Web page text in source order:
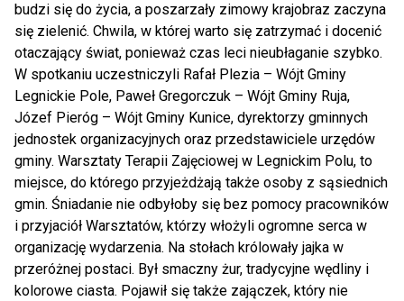
budzi się do życia, a poszarzały zimowy krajobraz zaczyna
się zielenić. Chwila, w której warto się zatrzymać i docenić
otaczający świat, ponieważ czas leci nieubłaganie szybko.
W spotkaniu uczestniczyli Rafał Plezia – Wójt Gminy
Legnickie Pole, Paweł Gregorczuk – Wójt Gminy Ruja,
Józef Pieróg – Wójt Gminy Kunice, dyrektorzy gminnych
jednostek organizacyjnych oraz przedstawiciele urzędów
gminy. Warsztaty Terapii Zajęciowej w Legnickim Polu, to
miejsce, do którego przyjeżdżają także osoby z sąsiednich
gmin. Śniadanie nie odbyłoby się bez pomocy pracowników
i przyjaciół Warsztatów, którzy włożyli ogromne serca w
organizację wydarzenia. Na stołach królowały jajka w
przeróżnej postaci. Był smaczny żur, tradycyjne wędliny i
kolorowe ciasta. Pojawił się także zajączek, który nie